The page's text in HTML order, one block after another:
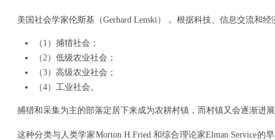
美国社会学家伦斯基（Gerhard Lenski）， 根据科技、信息交流和
（1）捕猎社会；
（2）低级农业社会；
（3）高级农业社会；
（4）工业社会。
捕猎和采集为主的部落定居下来成为农耕村镇，而村镇又会逐渐进
这种分类与人类学家Morton H.Fried 和综合理论家Elman Service